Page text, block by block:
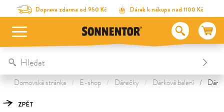
Na obsah stránky
Na seznam obsahu
Na menu Doprava zdarma od 950 Kč Dárek k nákupu nad 1100 Kč
Table Of Content
Dárkové balení 3 čajů – Vánoce
Objevte další poklady
Domovská stránka E-shop Dárečky Dárková balení
ZPĚT